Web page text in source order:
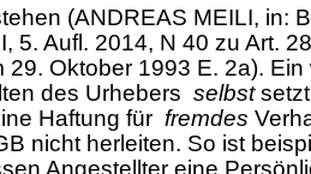
(ANDREAS MEILI, in:
5. Aufl. 2014, N 40 zu Art.
29. Oktober 1993 E. 2a).
des Urhebers selbstsetzt
Haftung für fremdes
nicht herleiten. So ist
Angestellter eine